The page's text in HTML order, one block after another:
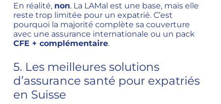
En réalité, non. La LAMal est une base, mais elle
reste trop limitée pour un expatrié. C’est
pourquoi la majorité complète sa couverture
avec une assurance internationale ou un pack
CFE + complémentaire.
5. Les meilleures solutions
d’assurance santé pour expatriés
en Suisse